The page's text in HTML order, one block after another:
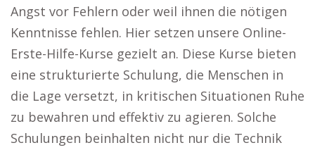
Angst vor Fehlern oder weil ihnen die nötigen
Kenntnisse fehlen. Hier setzen unsere Online-
Erste-Hilfe-Kurse gezielt an. Diese Kurse bieten
eine strukturierte Schulung, die Menschen in
die Lage versetzt, in kritischen Situationen Ruhe
zu bewahren und effektiv zu agieren. Solche
Schulungen beinhalten nicht nur die Technik